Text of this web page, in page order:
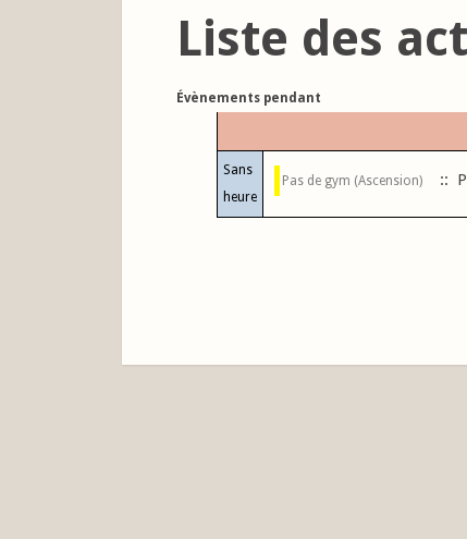
Liste des
Évènements pendant
Sans
heure
Pas de gym (Ascension) ::